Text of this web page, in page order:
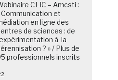
CLIC – Amcsti :
Communication et
en ligne des
de sciences : de
à la
? » / Plus de
professionnels inscrits